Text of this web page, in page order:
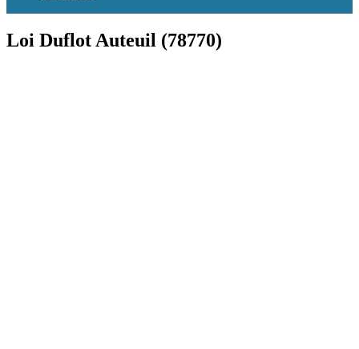
Loi Duflot Auteuil (78770)